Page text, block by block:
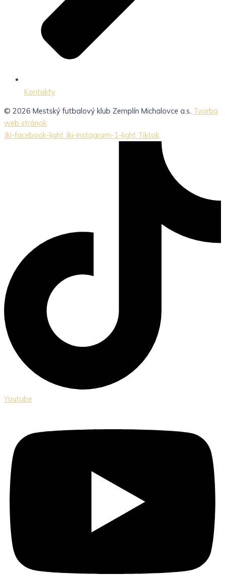
Kontakty
© 2026 Mestský futbalový klub Zemplín Michalovce a.s. Tvorba
web stránok
Jki-facebook-light Jki-instagram-1-light Tiktok
Youtube